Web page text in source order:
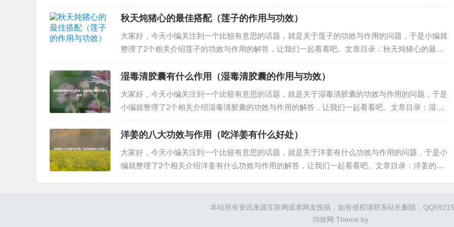
吃驴肉有什么好处 吃驴肉有哪些功效一、吃驴肉有什么好处吃驴肉的好处主要有以下几点：补益
气血：驴肉被认为具有补益气血的功效，…
秋天炖猪心的最佳搭配（莲子的作用与功效）
大家好，今天小编关注到一个比较有意思的话题，就是关于莲子的功效与作用的问题，于是小编就
整理了2个相关介绍莲子的功效与作用的解答，让我们一起看看吧。文章目录：秋天炖猪心的最佳
搭配莲子的作用与功效一、秋天炖猪心的最佳搭配在秋季，炖猪心的最佳搭配可以有很多种。以下
是我个人的一些看法：秋季是收获的季节，…
湿毒清胶囊有什么作用（湿毒清胶囊的作用与功效）
大家好，今天小编关注到一个比较有意思的话题，就是关于湿毒清胶囊的功效与作用的问题，于是
小编就整理了2个相关介绍湿毒清胶囊的功效与作用的解答，让我们一起看看吧。文章目录：湿毒
清胶囊有什么作用湿毒清胶囊的作用与功效一、湿毒清胶囊有什么作用湿毒清胶囊具有养血润燥、
祛风止痒的作用，主要用于治疗血虚风燥引起的…
洋姜的八大功效与作用（吃洋姜有什么好处）
大家好，今天小编关注到一个比较有意思的话题，就是关于洋姜有什么功效与作用的问题，于是小
编就整理了2个相关介绍洋姜有什么功效与作用的解答，让我们一起看看吧。文章目录：洋姜的八
本站所有资讯来源互联网或者网友投稿，如有侵权请联系站长删除，
功效网 .Theme by